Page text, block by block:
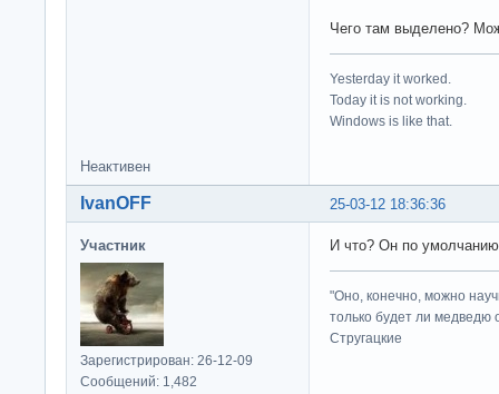
Чего там выделено?
Yesterday it worked.
Today it is not working.
Windows is like that.
Неактивен
25-03-12 18:36:36
IvanOFF
Участник
Зарегистрирован: 26-12-09
Сообщений: 1,482
И что? Он по
"Оно, конечно, можно
только будет ли медведю
Стругацкие